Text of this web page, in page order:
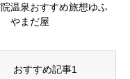
温泉おすすめ旅想ゆふ
やまだ屋
おすすめ記事1